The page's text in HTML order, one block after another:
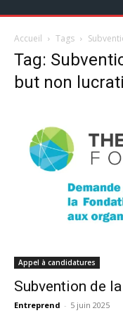
Accueil Tags
Tag:
but non
Appel à candidatures
Subvention de
Entreprend - 5 juin 2025